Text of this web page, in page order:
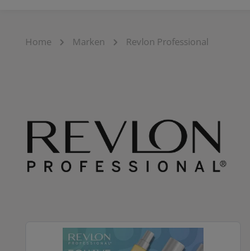
Home Marken Revlon Professional
Kategoriegalerie überspringen